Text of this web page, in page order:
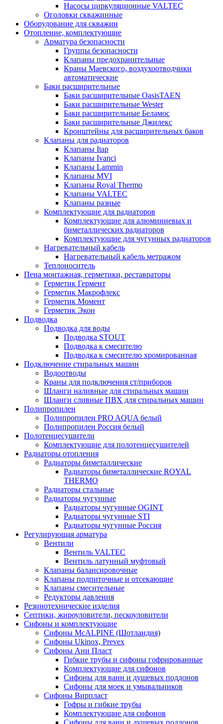
Насосы циркуляционные VALTEC
Оголовки скважинные
Оборудование для скважин
Отопление, комплектующие
Арматура безопасности
Группы безопасности
Клапаны предохранительные
Краны Маевского, воздухоотводчики
автоматические
Баки расширительные
Баки расширительные OasisTAEN
Баки расширительные Wester
Баки расширительные Беламос
Баки расширительные Джилекс
Кронштейны для расширительных баков
Клапаны для радиаторов
Клапаны Itap
Клапаны Ivanci
Клапаны Lammin
Клапаны MVI
Клапаны Royal Thermo
Клапаны VALTEC
Клапаны разные
Комплектующие для радиаторов
Комплектующие для алюминиевых и
биметаллических радиаторов
Комплектующие для чугунных радиаторов
Нагревательный кабель
Нагревательный кабель метражом
Теплоноситель
Пена монтажная, герметики, реставраторы
Герметик Гермент
Герметик Макрофлекс
Герметик Момент
Герметик Экон
Подводка
Подводка для воды
Подводка STOUT
Подводка к смесителю
Подводка к смесителю хромированная
Подключение стиральных машин
Водоотводы
Краны для подключения ст/приборов
Шланги наливные для стиральных машин
Шланги сливные ПВХ для стиральных машин
Полипропилен
Полипропилен PRO AQUA белый
Полипропилен Россия белый
Полотенцесушители
Комплектующие для полотенцесушителей
Радиаторы отопления
Радиаторы биметаллические
Радиаторы биметаллические ROYAL
THERMO
Радиаторы стальные
Радиаторы чугунные
Радиаторы чугунные OGINT
Радиаторы чугунные STI
Радиаторы чугунные Россия
Регулирующая арматура
Вентили
Вентиль VALTEC
Вентиль латунный муфтовый
Клапаны балансировочные
Клапаны подпиточные и отсекающие
Клапаны смесительные
Редукторы давления
Резинотехнические изделия
Септики, жироуловители, пескоуловители
Сифоны и комплектующие
Сифоны McALPINE (Шотландия)
Сифоны Ukinox, Prevex
Сифоны Ани Пласт
Гибкие трубы и сифоны гофрированные
Комплектующие для сифонов
Сифоны для ванн и душевых поддонов
Сифоны для моек и умывальников
Сифоны Вирпласт
Гофры и гибкие трубы
Комплектующие для сифонов
Сифоны для ванн и душевых поддонов